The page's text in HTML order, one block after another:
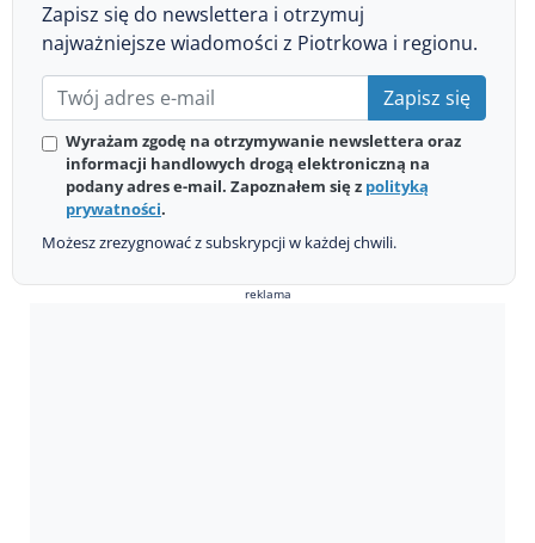
Zapisz się do newslettera i otrzymuj
najważniejsze wiadomości z Piotrkowa i regionu.
Zapisz się
Wyrażam zgodę na otrzymywanie newslettera oraz
informacji handlowych drogą elektroniczną na
podany adres e-mail. Zapoznałem się z polityką
prywatności.
Możesz zrezygnować z subskrypcji w każdej chwili.
reklama